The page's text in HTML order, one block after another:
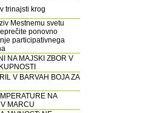
trinajsti krog
Mestnemu svetu
ponovno
participativnega
NA MAJSKI ZBOR V
V BARVAH BOJA ZA
NA
MARCU